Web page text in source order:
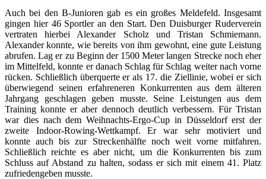
Auch bei den B-Junioren gab es ein großes Meldefeld. Insgesamt
gingen hier 46 Sportler an den Start. Den Duisburger Ruderverein
vertraten hierbei Alexander Scholz und Tristan Schmiemann.
Alexander konnte, wie bereits von ihm gewohnt, eine gute Leistung
abrufen. Lag er zu Beginn der 1500 Meter langen Strecke noch eher
im Mittelfeld, konnte er danach Schlag für Schlag weiter nach vorne
rücken. Schließlich überquerte er als 17. die Ziellinie, wobei er sich
überwiegend seinen erfahreneren Konkurrenten aus dem älteren
Jahrgang geschlagen geben musste. Seine Leistungen aus dem
Training konnte er aber dennoch deutlich verbessern. Für Tristan
war dies nach dem Weihnachts-Ergo-Cup in Düsseldorf erst der
zweite Indoor-Rowing-Wettkampf. Er war sehr motiviert und
konnte auch bis zur Streckenhälfte noch weit vorne mitfahren.
Schließlich reichte es aber nicht, um die Konkurrenten bis zum
Schluss auf Abstand zu halten, sodass er sich mit einem 41. Platz
zufriedengeben musste.